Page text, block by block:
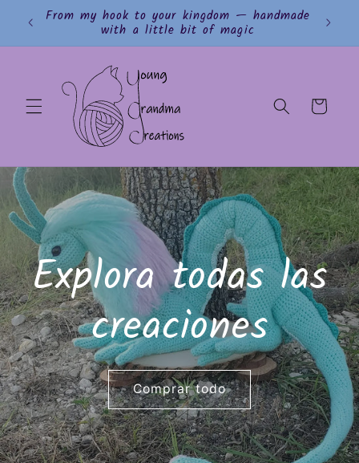
directamente
From my hook to your kingdom — handmade
with a little bit of magic
Carrito
Explora todas las
creaciones
Comprar todo